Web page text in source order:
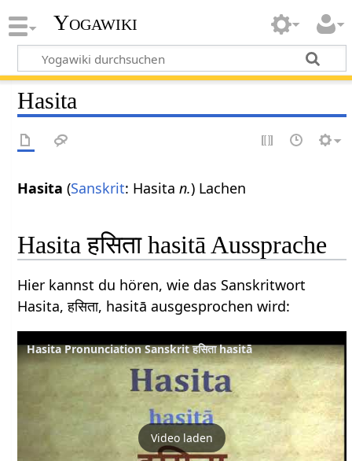
Yogawiki
Hasita
Hasita (Sanskrit: Hasitan.) Lachen
Hasita हसिता hasitā Aussprache
Hier kannst du hören, wie das Sanskritwort
Hasita, हसिता, hasitā ausgesprochen wird:
Hasita Pronunciation Sanskrit हसिता hasitā
Video laden